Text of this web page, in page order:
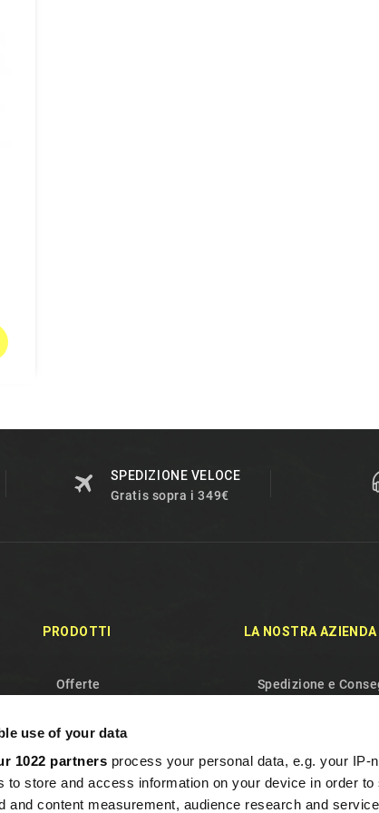
use of your data
1022 partners process your personal data, e.g. your IP-
to store and access information on your device in order
and content measurement, audience research and
SPEDIZIONE VELOCE
Gratis sopra i 349€
PRODOTTI
Offerte
Più venduti
Contattaci
Mappa del sito
LA NOSTRA AZIENDA
Spedizione e
Chi siamo
Gestione dei